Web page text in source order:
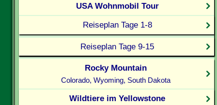
USA Wohnmobil Tour
Reiseplan Tage 1-8
Reiseplan Tage 9-15
Rocky Mountain
Colorado, Wyoming, South Dakota
Wildtiere im Yellowstone